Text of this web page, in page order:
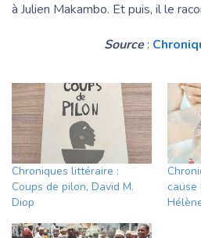
à Julien Makambo. Et puis, il le
Source:
Chroniques littéraire :
Coups de pilon, David M.
Diop
cause